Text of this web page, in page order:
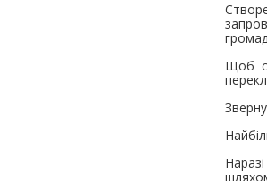
Щоб